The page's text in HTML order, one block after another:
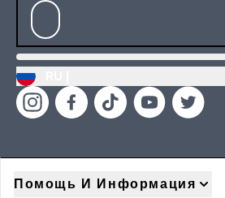
Помощь И Информация